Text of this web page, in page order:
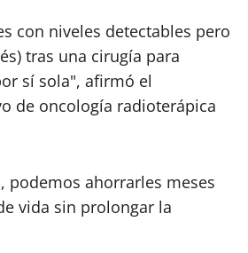
con niveles detectables pero
tras una cirugía para
sí sola", afirmó el
de oncología radioterápica
podemos ahorrarles meses
vida sin prolongar la